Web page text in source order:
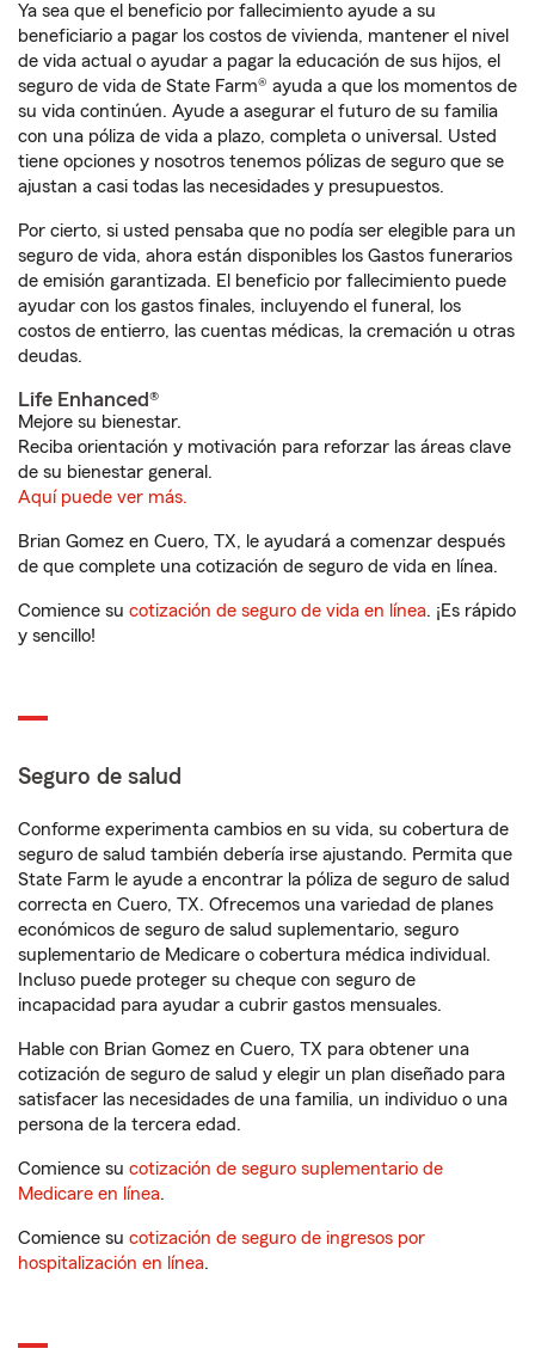
Ya sea que el beneficio por fallecimiento ayude a su
beneficiario a pagar los costos de vivienda, mantener el nivel
de vida actual o ayudar a pagar la educación de sus hijos, el
seguro de vida de State Farm® ayuda a que los momentos de
su vida continúen. Ayude a asegurar el futuro de su familia
con una póliza de vida a plazo, completa o universal. Usted
tiene opciones y nosotros tenemos pólizas de seguro que se
ajustan a casi todas las necesidades y presupuestos.
Por cierto, si usted pensaba que no podía ser elegible para un
seguro de vida, ahora están disponibles los Gastos funerarios
de emisión garantizada. El beneficio por fallecimiento puede
ayudar con los gastos finales, incluyendo el funeral, los
costos de entierro, las cuentas médicas, la cremación u otras
deudas.
Life Enhanced®
Mejore su bienestar.
Reciba orientación y motivación para reforzar las áreas clave
de su bienestar general.
Aquí puede ver más.
Brian Gomez en Cuero, TX, le ayudará a comenzar después
de que complete una cotización de seguro de vida en línea.
Comience su cotización de seguro de vida en línea. ¡Es rápido
y sencillo!
Seguro de salud
Conforme experimenta cambios en su vida, su cobertura de
seguro de salud también debería irse ajustando. Permita que
State Farm le ayude a encontrar la póliza de seguro de salud
correcta en Cuero, TX. Ofrecemos una variedad de planes
económicos de seguro de salud suplementario, seguro
suplementario de Medicare o cobertura médica individual.
Incluso puede proteger su cheque con seguro de
incapacidad para ayudar a cubrir gastos mensuales.
Hable con Brian Gomez en Cuero, TX para obtener una
cotización de seguro de salud y elegir un plan diseñado para
satisfacer las necesidades de una familia, un individuo o una
persona de la tercera edad.
Comience su cotización de seguro suplementario de
Medicare en línea.
Comience su cotización de seguro de ingresos por
hospitalización en línea.